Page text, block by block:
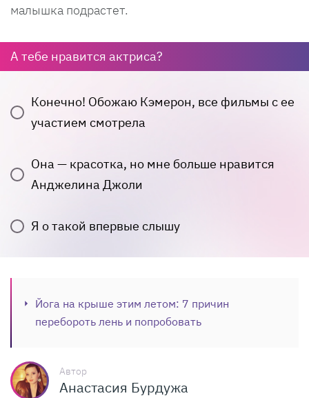
малышка подрастет.
А тебе нравится актриса?
Конечно! Обожаю Кэмерон, все фильмы с ее
участием смотрела
Она — красотка, но мне больше нравится
Анджелина Джоли
Я о такой впервые слышу
Йога на крыше этим летом: 7 причин
перебороть лень и попробовать
Автор
Анастасия Бурдужа